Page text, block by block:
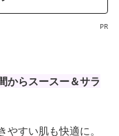
PR
からスースー＆サラ
すい肌も快適に。